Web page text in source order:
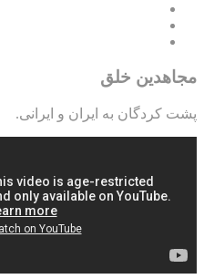
مجاهدین خلق
پشت کردگان به ایران و ایرانی.